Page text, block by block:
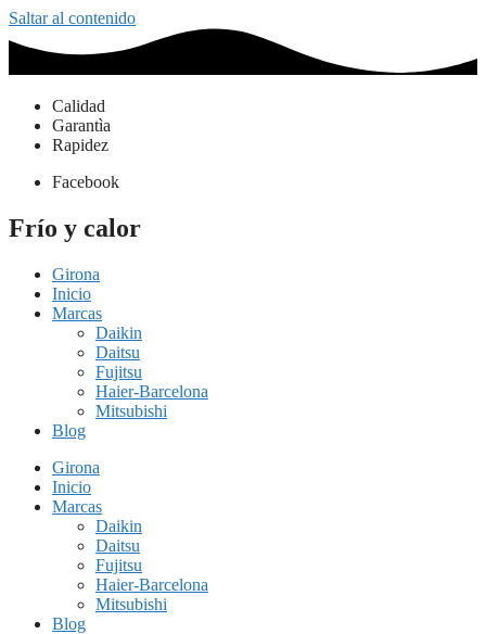
Saltar al contenido
Calidad
Garantìa
Rapidez
Facebook
Frío y calor
Girona
Inicio
Marcas
Daikin
Daitsu
Fujitsu
Haier-Barcelona
Mitsubishi
Blog
Girona
Inicio
Marcas
Daikin
Daitsu
Fujitsu
Haier-Barcelona
Mitsubishi
Blog